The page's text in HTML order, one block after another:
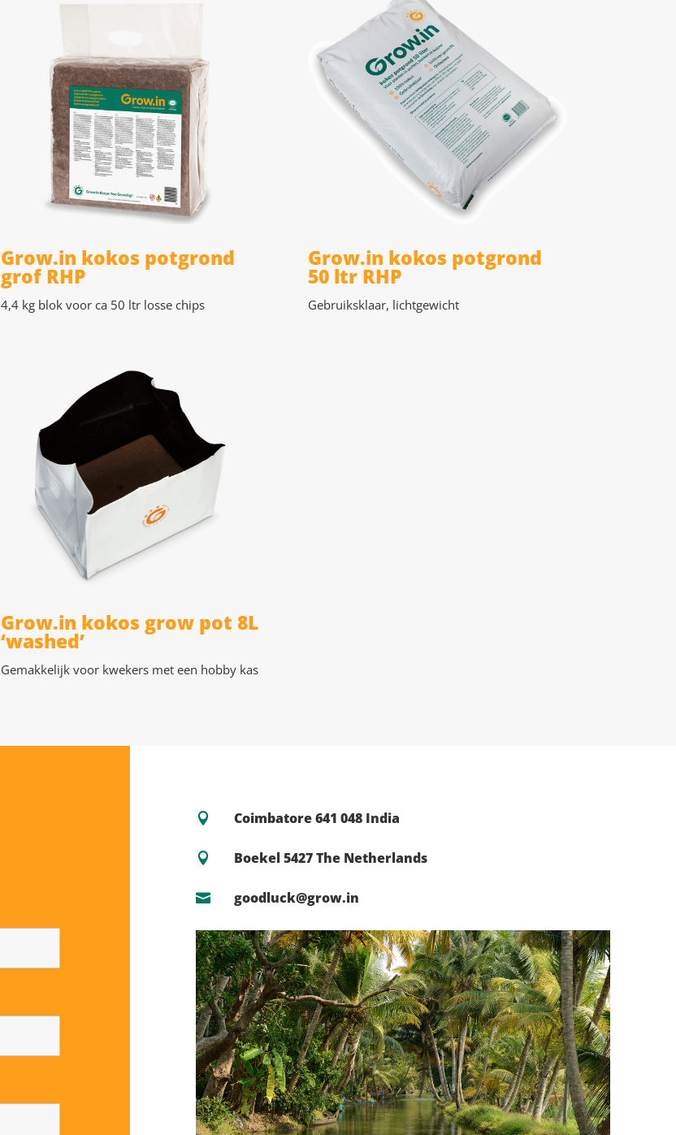
Grow.in kokos potgrond
grof RHP
4,4 kg blok voor ca 50 ltr losse chips
Grow.in kokos potgrond
50 ltr RHP
Gebruiksklaar, lichtgewicht
Grow.in kokos grow pot 8L
‘washed’
Gemakkelijk voor kwekers met een hobby kas
 Coimbatore 641 048 India
 Boekel 5427 The Netherlands
 goodluck@grow.in